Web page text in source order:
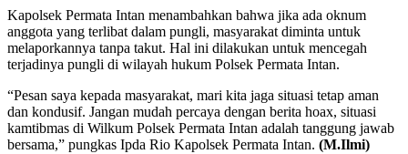
Kapolsek Permata Intan menambahkan bahwa jika ada oknum
anggota yang terlibat dalam pungli, masyarakat diminta untuk
melaporkannya tanpa takut. Hal ini dilakukan untuk mencegah
terjadinya pungli di wilayah hukum Polsek Permata Intan.
“Pesan saya kepada masyarakat, mari kita jaga situasi tetap aman
dan kondusif. Jangan mudah percaya dengan berita hoax, situasi
kamtibmas di Wilkum Polsek Permata Intan adalah tanggung jawab
bersama,” pungkas Ipda Rio Kapolsek Permata Intan. (M.Ilmi)